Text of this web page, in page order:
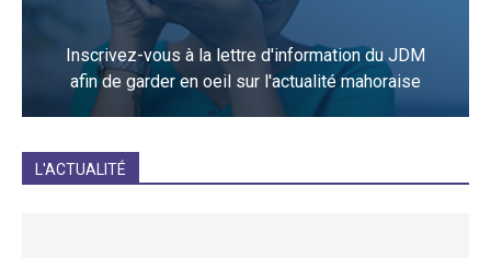
Inscrivez-vous à la lettre d'information du JDM
afin de garder en oeil sur l'actualité mahoraise
L'ACTUALITÉ